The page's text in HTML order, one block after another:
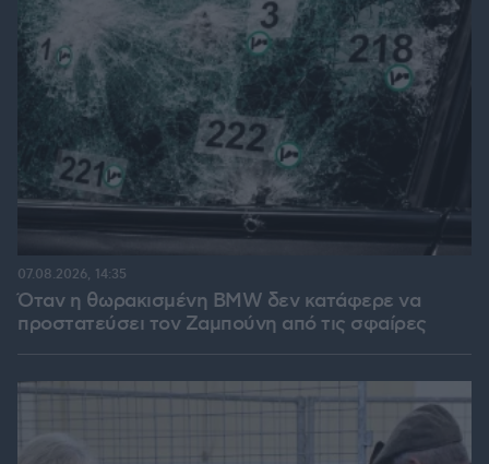
Όταν η θωρακισμένη BMW δεν κατάφερε να
προστατεύσει τον Ζαμπούνη από τις σφαίρες
07.08.2026, 14:35